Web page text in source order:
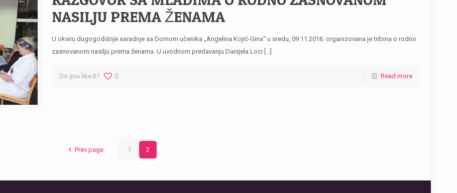
NASILJU PREMA ŽENAMA
U okviru dugogodišnje saradnje sa Domom učenika „Angelina Kojić-Gina“ u sredu, 09.11.2016. organizovana je tribina o rodno
zasnovanom nasilju prema ženama. U uvodnom predavanju Danijela Loci […]
Do you like it? 0 Read more
Prev page 1 2